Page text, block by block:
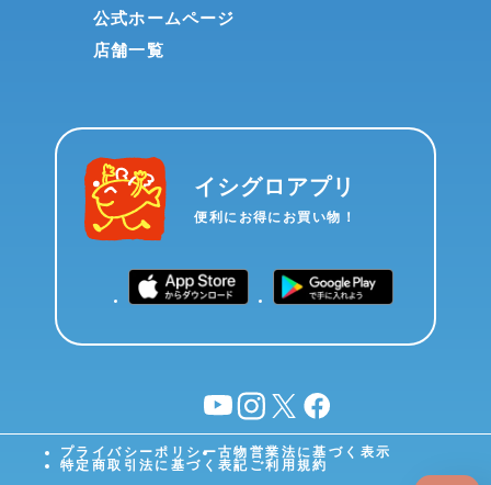
公式ホームページ
店舗一覧
イシグロアプリ
便利にお得にお買い物！
YouTubeinstagram
X facebook
プライバシーポリシー古物営業法に基づく表示
特定商取引法に基づく表記 ご利用規約